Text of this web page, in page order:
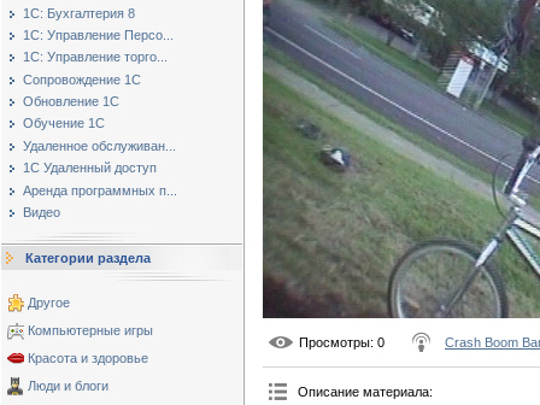
1С: Бухгалтерия 8
1С: Управление Персо...
1С: Управление торго...
Сопровождение 1С
Обновление 1С
Обучение 1С
Удаленное обслуживан...
1С Удаленный доступ
Аренда программных п...
Видео
Категории раздела
Другое
Компьютерные игры
Красота и здоровье
Люди и блоги
Просмотры: 0 Crash Boom
Описание материала: